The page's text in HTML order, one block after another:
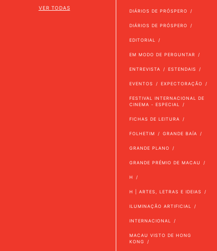
VER TODAS
DIÁRIOS DE PRÓSPERO
DIÁRIOS DE PRÓSPERO
EDITORIAL
EM MODO DE PERGUNTAR
ENTREVISTA ESTENDAIS
EVENTOS EXPECTORAÇÃO
FESTIVAL INTERNACIONAL DE
CINEMA - ESPECIAL
FICHAS DE LEITURA
FOLHETIM GRANDE BAÍA
GRANDE PLANO
GRANDE PRÉMIO DE MACAU
H
H | ARTES, LETRAS E IDEIAS
ILUMINAÇÃO ARTIFICIAL
INTERNACIONAL
MACAU VISTO DE HONG
KONG